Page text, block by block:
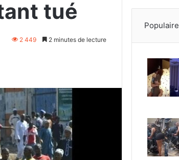
tué
2 449 2 minutes de lecture
Populaire